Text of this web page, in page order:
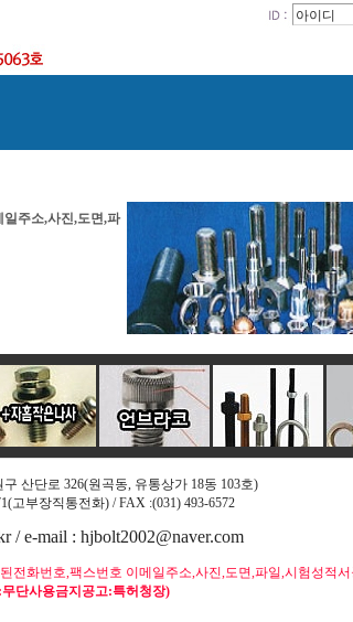
주소,사진,도면,파
제볼트(상호특허등
산단로 326(원곡동, 유통상가 18동 103호)
고부장직통전화) / FAX :(031) 493-6572
/ e-mail : hjbolt2002@naver.com
전화번호,팩스번호 이메일주소,사진,도면,파일,시험성적
단사용금지공고:특허청장)